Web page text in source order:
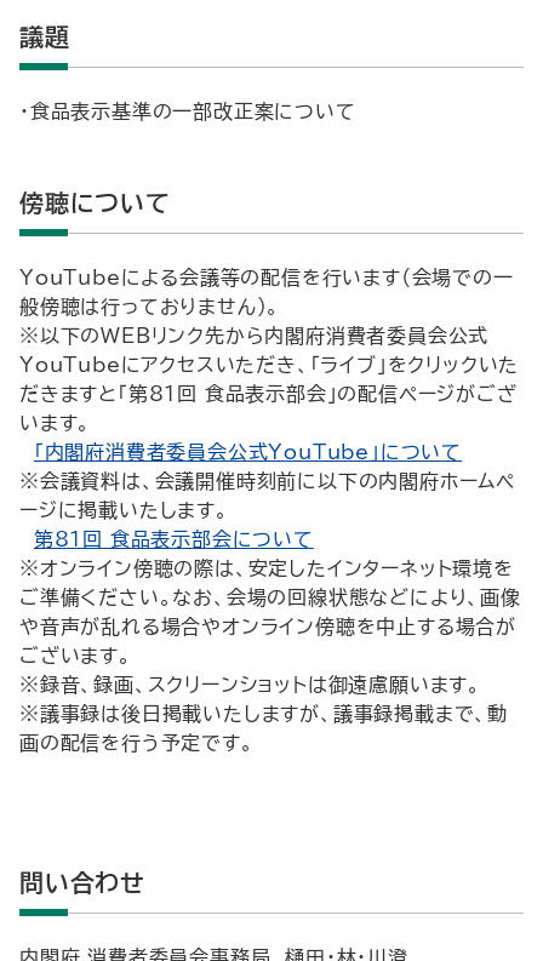
議題
・食品表示基準の一部改正案について
傍聴について
YouTubeによる会議等の配信を行います（会場での一
般傍聴は行っておりません）。
※以下のWEBリンク先から内閣府消費者委員会公式
YouTubeにアクセスいただき、「ライブ」をクリックいた
だきますと「第81回 食品表示部会」の配信ページがござ
います。
「内閣府消費者委員会公式YouTube」について
※会議資料は、会議開催時刻前に以下の内閣府ホームペ
ージに掲載いたします。
第81回 食品表示部会について
※オンライン傍聴の際は、安定したインターネット環境を
ご準備ください。なお、会場の回線状態などにより、画像
や音声が乱れる場合やオンライン傍聴を中止する場合が
ございます。
※録音、録画、スクリーンショットは御遠慮願います。
※議事録は後日掲載いたしますが、議事録掲載まで、動
画の配信を行う予定です。
問い合わせ